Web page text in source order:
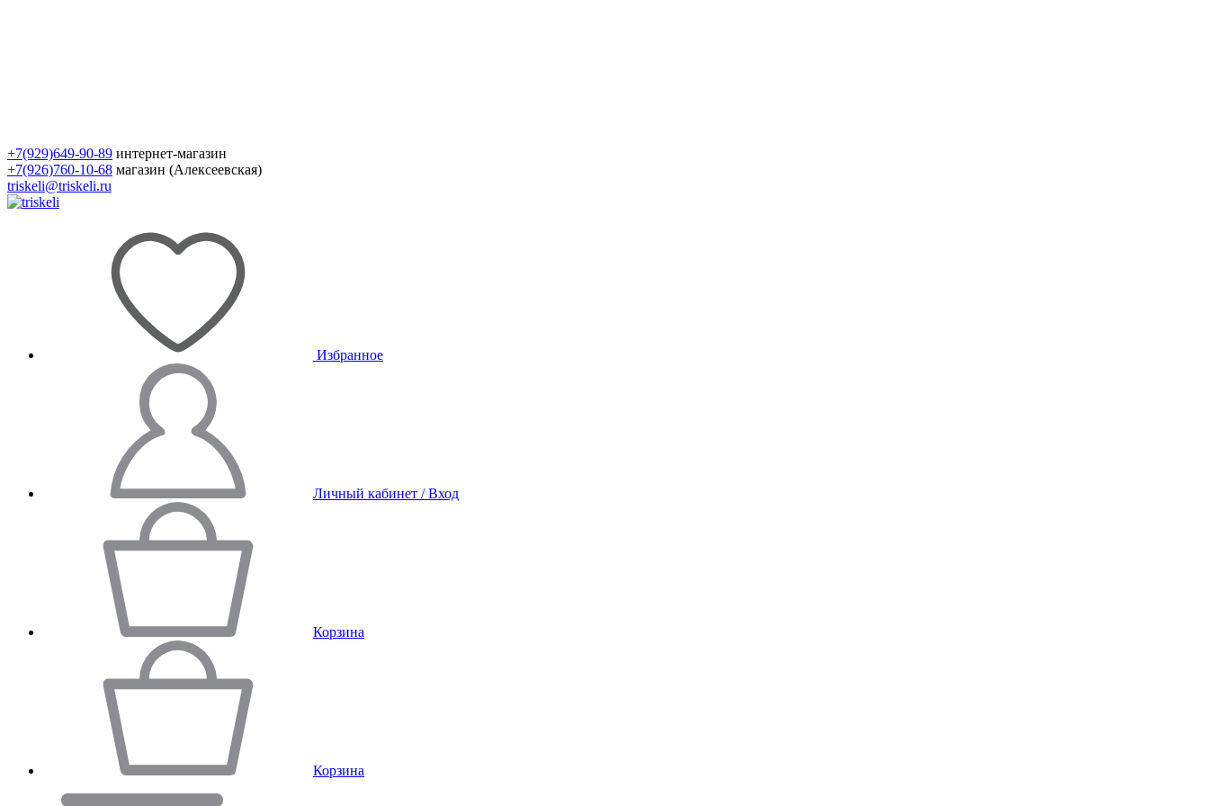
+7(929)649-90-89 интернет-магазин
+7(926)760-10-68 магазин (Алексеевская)
triskeli@triskeli.ru
Избранное
Личный кабинет / Вход
Корзина
Корзина